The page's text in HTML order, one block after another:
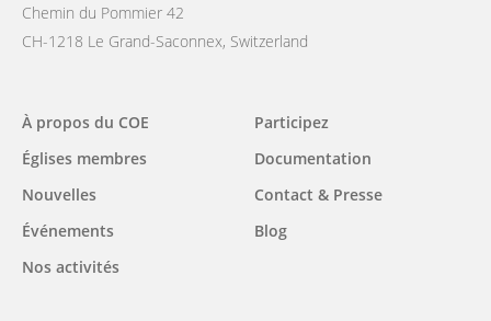
Chemin du Pommier 42
CH-1218 Le Grand-Saconnex, Switzerland
Main
navigation
À propos du COE
Églises membres
Nouvelles
Événements
Nos activités
Participez
Documentation
Contact & Presse
Blog